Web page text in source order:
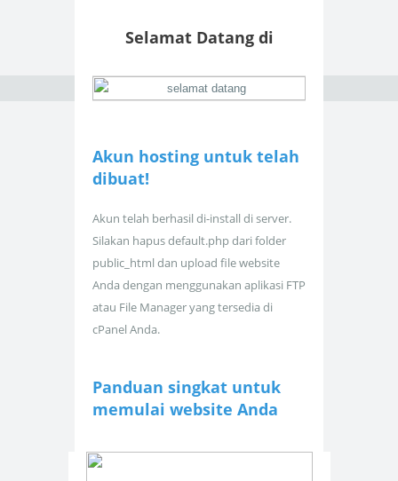
Selamat Datang di
Akun hosting untuk telah
dibuat!
Akun telah berhasil di-install di server.
Silakan hapus default.php dari folder
public_html dan upload file website
Anda dengan menggunakan aplikasi FTP
atau File Manager yang tersedia di
cPanel Anda.
Panduan singkat untuk
memulai website Anda